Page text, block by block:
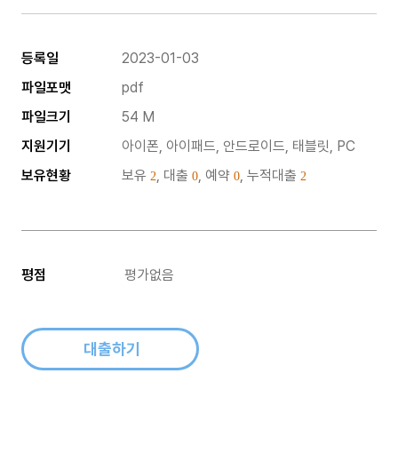
등록일
2023-01-03
파일포맷
pdf
파일크기
54 M
지원기기
아이폰, 아이패드, 안드로이드, 태블릿, PC
보유현황
보유 2 , 대출 0 , 예약 0 , 누적대출 2
평점 평가없음
대출하기